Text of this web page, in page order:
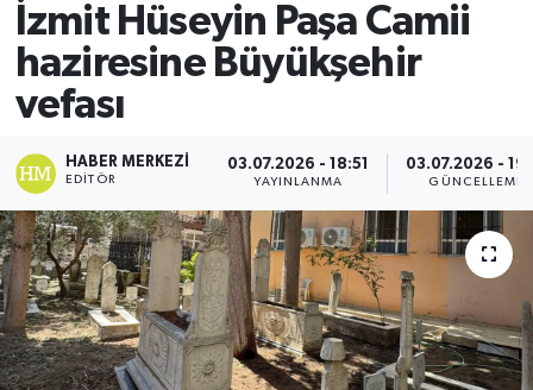
İzmit Hüseyin Paşa Camii
haziresine Büyükşehir
vefası
HABER MERKEZI
EDITÖR
03.07.2026 - 18:51
YAYINLANMA
03.07.2026 -
GÜNCELLEME